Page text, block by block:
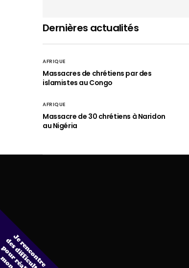
Dernières actualités
AFRIQUE
Massacres de chrétiens par des
islamistes au Congo
AFRIQUE
Massacre de 30 chrétiens à Naridon
au Nigéria